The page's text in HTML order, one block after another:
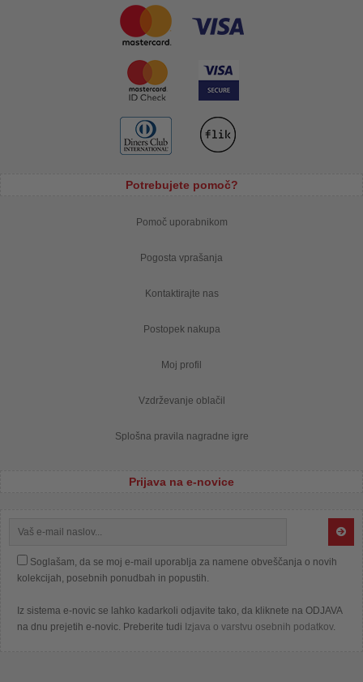
Potrebujete pomoč?
Pomoč uporabnikom
Pogosta vprašanja
Kontaktirajte nas
Postopek nakupa
Moj profil
Vzdrževanje oblačil
Splošna pravila nagradne igre
Prijava na e-novice
Soglašam, da se moj e-mail uporablja za namene obveščanja o novih
kolekcijah, posebnih ponudbah in popustih.
Iz sistema e-novic se lahko kadarkoli odjavite tako, da kliknete na ODJAVA
na dnu prejetih e-novic. Preberite tudi Izjava o varstvu osebnih podatkov.